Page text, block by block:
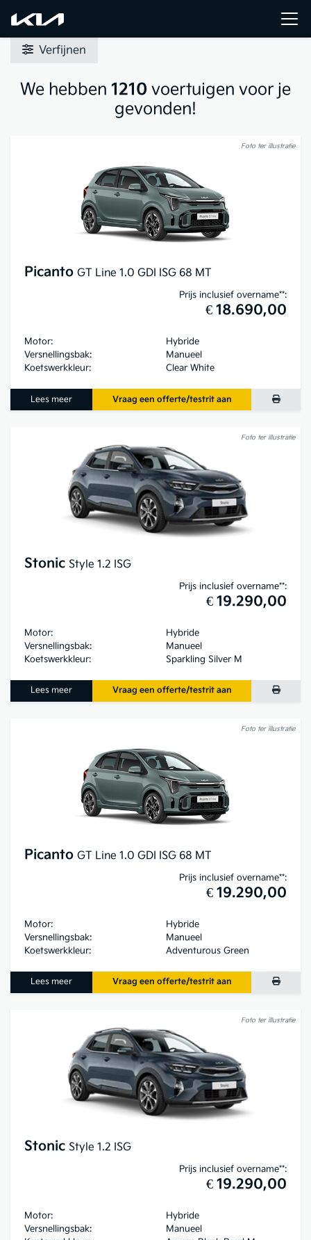
Verfijnen
We hebben 1210 voertuigen voor je
gevonden!
Foto ter illustratie
Picanto GT Line 1.0 GDI ISG 68 MT
Prijs inclusief overname**:
€ 18.690,00
Motor:
Hybride
Versnellingsbak:
Manueel
Koetswerkkleur:
Clear White
Lees meer Vraag een offerte/testrit aan
Foto ter illustratie
Stonic Style 1.2 ISG
Prijs inclusief overname**:
€ 19.290,00
Motor:
Hybride
Versnellingsbak:
Manueel
Koetswerkkleur:
Sparkling Silver M
Lees meer Vraag een offerte/testrit aan
Foto ter illustratie
Picanto GT Line 1.0 GDI ISG 68 MT
Prijs inclusief overname**:
€ 19.290,00
Motor:
Hybride
Versnellingsbak:
Manueel
Koetswerkkleur:
Adventurous Green
Lees meer Vraag een offerte/testrit aan
Foto ter illustratie
Stonic Style 1.2 ISG
Prijs inclusief overname**:
€ 19.290,00
Motor:
Hybride
Versnellingsbak:
Manueel